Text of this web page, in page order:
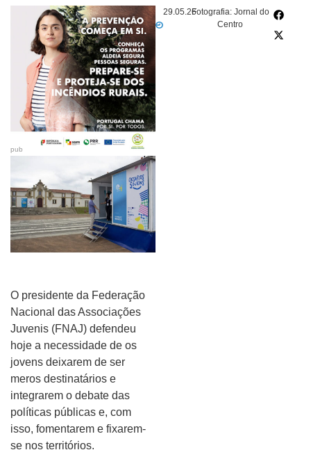
29.05.26Fotografia: Jornal do
Centro
pub
O presidente da Federação
Nacional das Associações
Juvenis (FNAJ) defendeu
hoje a necessidade de os
jovens deixarem de ser
meros destinatários e
integrarem o debate das
políticas públicas e, com
isso, fomentarem e fixarem-
se nos territórios.